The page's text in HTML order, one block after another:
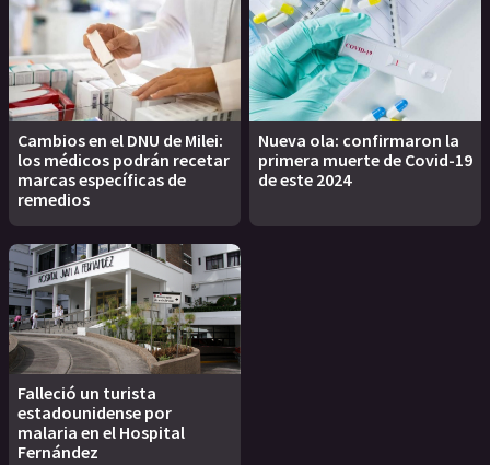
Cambios en el DNU de Milei:
los médicos podrán recetar
marcas específicas de
remedios
Nueva ola: confirmaron la
primera muerte de Covid-19
de este 2024
Falleció un turista
estadounidense por
malaria en el Hospital
Fernández